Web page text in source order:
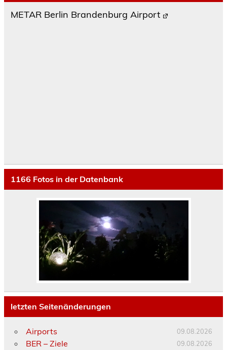
METAR Berlin Brandenburg Airport
1166 Fotos in der Datenbank
letzten Seitenänderungen
Airports 09.08.2026
BER – Ziele 09.08.2026